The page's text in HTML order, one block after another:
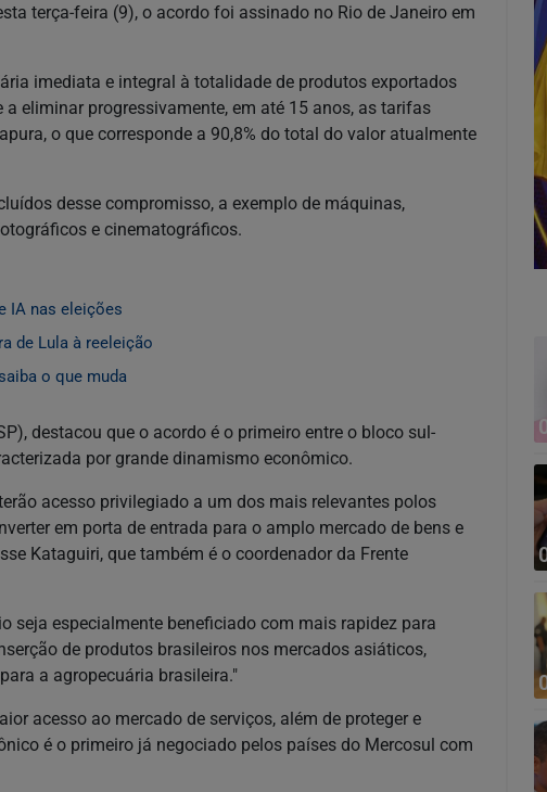
terça-feira (9), o acordo foi assinado no Rio de Janeiro em
imediata e integral à totalidade de produtos exportados
eliminar progressivamente, em até 15 anos, as tarifas
o que corresponde a 90,8% do total do valor atualmente
desse compromisso, a exemplo de máquinas,
e cinematográficos.
IA nas eleições
de Lula à reeleição
o que muda
destacou que o acordo é o primeiro entre o bloco sul-
por grande dinamismo econômico.
acesso privilegiado a um dos mais relevantes polos
em porta de entrada para o amplo mercado de bens e
Kataguiri, que também é o coordenador da Frente
seja especialmente beneficiado com mais rapidez para
de produtos brasileiros nos mercados asiáticos,
a agropecuária brasileira."
acesso ao mercado de serviços, além de proteger e
é o primeiro já negociado pelos países do Mercosul com